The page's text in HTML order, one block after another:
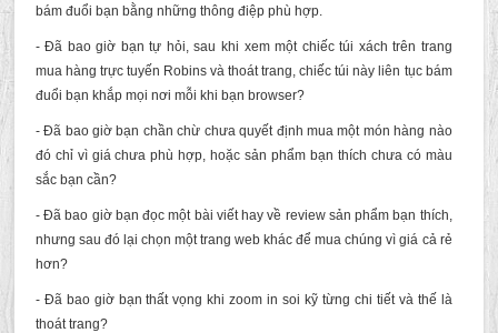
bám đuổi bạn bằng những thông điệp phù hợp.
- Đã bao giờ bạn tự hỏi, sau khi xem một chiếc túi xách trên trang
mua hàng trực tuyến Robins và thoát trang, chiếc túi này liên tục bám
đuổi bạn khắp mọi nơi mỗi khi bạn browser?
- Đã bao giờ bạn chần chừ chưa quyết định mua một món hàng nào
đó chỉ vì giá chưa phù hợp, hoặc sản phẩm bạn thích chưa có màu
sắc bạn cần?
- Đã bao giờ bạn đọc một bài viết hay về review sản phẩm bạn thích,
nhưng sau đó lại chọn một trang web khác để mua chúng vì giá cả rẻ
hơn?
- Đã bao giờ bạn thất vọng khi zoom in soi kỹ từng chi tiết và thế là
thoát trang?